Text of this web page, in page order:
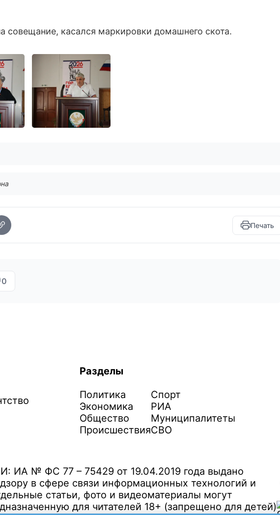
совещание, касался маркировки домашнего скота.
Печать
0
Разделы
Политика
Экономика
Общество
Происшествия
Спорт
РИА
Муниципалитеты
СВО
ИА № ФС 77 – 75429 от 19.04.2019 года выдано
в сфере связи информационных технологий и
статьи, фото и видеоматериалы могут
для читателей 18+ (запрещено для детей)